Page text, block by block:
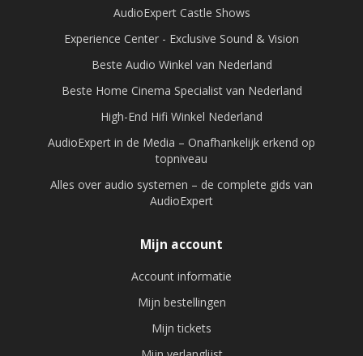
AudioExpert Castle Shows
Experience Center - Exclusive Sound & Vision
Beste Audio Winkel van Nederland
Beste Home Cinema Specialist van Nederland
High-End Hifi Winkel Nederland
AudioExpert in de Media – Onafhankelijk erkend op
topniveau
Alles over audio systemen – de complete gids van
AudioExpert
Mijn account
Account informatie
Mijn bestellingen
Mijn tickets